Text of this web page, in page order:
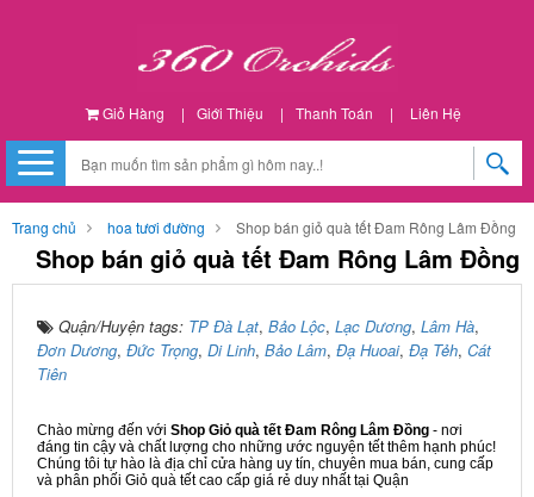
Giỏ Hàng | Giới Thiệu | Thanh Toán | Liên Hệ
Trang chủ hoa tươi đường Shop bán giỏ quà tết Đam Rông Lâm Đồng
Shop bán giỏ quà tết Đam Rông Lâm Đồng
Quận/Huyện tags: TP Đà Lạt, Bảo Lộc, Lạc Dương, Lâm Hà,
Đơn Dương, Đức Trọng, Di Linh, Bảo Lâm, Đạ Huoai, Đạ Tẻh, Cát
Tiên
Chào mừng đến với Shop Giỏ quà tết Đam Rông Lâm Đồng - nơi
đáng tin cậy và chất lượng cho những ước nguyện tết thêm hạnh phúc!
Chúng tôi tự hào là địa chỉ cửa hàng uy tín, chuyên mua bán, cung cấp
và phân phối Giỏ quà tết cao cấp giá rẻ duy nhất tại Quận